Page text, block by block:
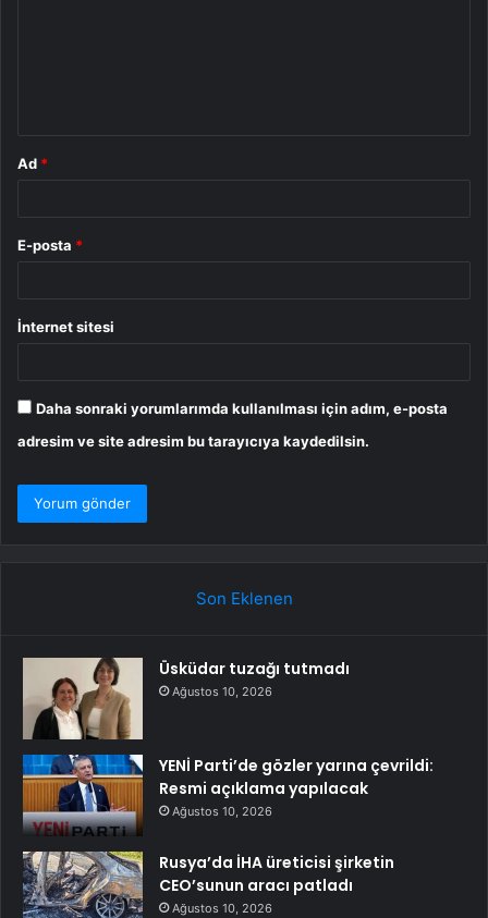
Ad *
E-posta *
İnternet sitesi
Daha sonraki yorumlarımda kullanılması için adım, e-posta
adresim ve site adresim bu tarayıcıya kaydedilsin.
Son Eklenen
Üsküdar tuzağı tutmadı
Ağustos 10, 2026
YENİ Parti’de gözler yarına çevrildi:
Resmi açıklama yapılacak
Ağustos 10, 2026
Rusya’da İHA üreticisi şirketin
CEO’sunun aracı patladı
Ağustos 10, 2026